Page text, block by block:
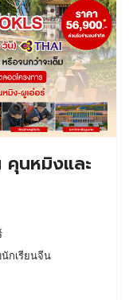
นหมิงและ
กเรียนจีน